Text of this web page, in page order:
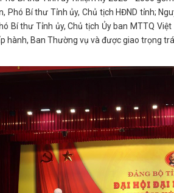
Phó Bí thư Tỉnh ủy, Chủ tịch HĐND tỉnh;
Bí thư Tỉnh ủy, Chủ tịch Ủy ban MTTQ
hành, Ban Thường vụ và được giao trọng